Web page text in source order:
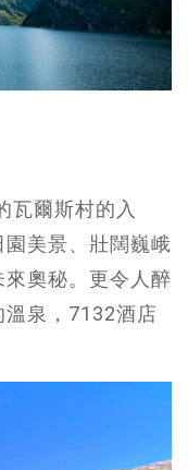
瓦爾斯村的入
美景、壯闊巍峨
奧秘。更令人醉
泉，7132酒店